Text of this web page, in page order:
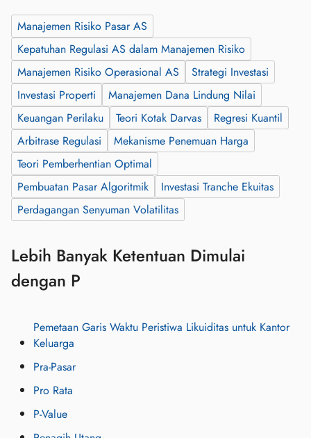
Manajemen Risiko Pasar AS
Kepatuhan Regulasi AS dalam Manajemen Risiko
Manajemen Risiko Operasional AS
Strategi Investasi
Investasi Properti
Manajemen Dana Lindung Nilai
Keuangan Perilaku
Teori Kotak Darvas
Regresi Kuantil
Arbitrase Regulasi
Mekanisme Penemuan Harga
Teori Pemberhentian Optimal
Pembuatan Pasar Algoritmik
Investasi Tranche Ekuitas
Perdagangan Senyuman Volatilitas
Lebih Banyak Ketentuan Dimulai
dengan P
Pemetaan Garis Waktu Peristiwa Likuiditas untuk Kantor
Keluarga
Pra-Pasar
Pro Rata
P-Value